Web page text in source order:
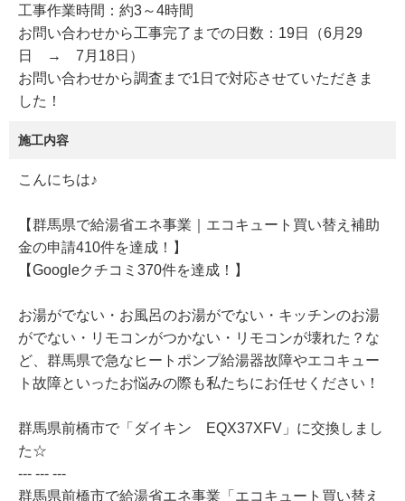
工事作業時間：約3～4時間
お問い合わせから工事完了までの日数：19日（6月29
日 → 7月18日）
お問い合わせから調査まで1日で対応させていただきま
した！
施工内容
こんにちは♪
【群馬県で給湯省エネ事業｜エコキュート買い替え補助
金の申請410件を達成！】
【Googleクチコミ370件を達成！】
お湯がでない・お風呂のお湯がでない・キッチンのお湯
がでない・リモコンがつかない・リモコンが壊れた？な
ど、群馬県で急なヒートポンプ給湯器故障やエコキュー
ト故障といったお悩みの際も私たちにお任せください！
群馬県前橋市で「ダイキン EQX37XFV」に交換しまし
た☆
--- --- ---
群馬県前橋市で給湯省エネ事業「エコキュート買い替え